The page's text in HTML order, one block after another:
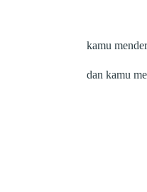
kamu
dan kamu